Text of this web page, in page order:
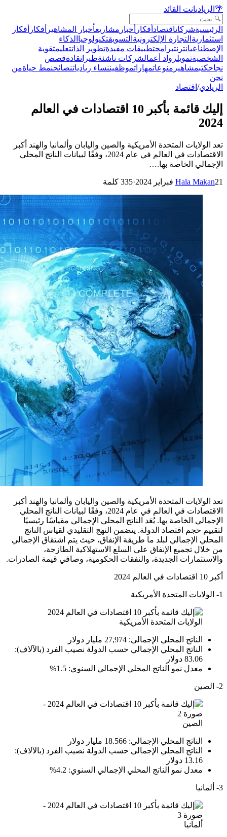
🌴 الرياديانت القائد
الرئيسيةشركاتاقتصاد أفكار أخبار مشاريعأخبار المشاهير أفكار أفكار
استثمارية التجارة الإلكترونية التسويقتكنولوجيا الذكاء
الإصطناعيانترنتبرامجتطبيقات مفيدةتطوير الذاتتعليمتقوية
الشخصيةتمويلرواد أعمالشركات ناشئةطيرانقادةقصص
نجاحكتبمشاهير منوعاتمهاراتموظفيننساء ريادياتنصائحنمط حياةمن
نحن
الريادي/ اقتصاد
إليك قائمة بأكبر 10 اقتصادات في العالم
2024
تعد الولايات المتحدة الأمريكية والصين واليابان وألمانيا والهند أكبر
الاقتصادات في العالم في عام 2024، وفقًا لبيانات الناتج المحلي
الإجمالي الخاصة بها.…
Hala Makan21 فبراير 2024 ·
335 كلمة
تعد الولايات المتحدة الأمريكية والصين واليابان وألمانيا والهند أكبر
الاقتصادات في العالم في عام 2024، وفقًا لبيانات الناتج المحلي
الإجمالي الخاصة بها. يُعَد الناتج المحلي الإجمالي مقياسًا رئيسيًا
لتقييم حجم اقتصاد الدولة. يتضمن النهج التقليدي لقياس الناتج
المحلي الإجمالي لبلد ما طريقة الإنفاق، حيث يتم اشتقاق الإجمالي
من خلال تجميع الإنفاق على السلع الاستهلاكية الطازجة،
والاستثمارات الجديدة، والنفقات الحكومية، وصافي قيمة الصادرات.
أكبر 10 اقتصادات في العالم 2024
1- الولايات المتحدة الأمريكية
الولايات المتحدة الأمريكية
الناتج المحلي الإجمالي: 27,974 مليار دولار
الناتج المحلي الإجمالي حسب الدولة نصيب الفرد (بالآلاف):
83.06 دولار
معدل نمو الناتج المحلي الإجمالي السنوي: 1.5%
2- الصين
الصين
الناتج المحلي الإجمالي: 18.566 مليار دولار
الناتج المحلي الإجمالي حسب الدولة نصيب الفرد (بالآلاف):
13.16 دولار
معدل نمو الناتج المحلي الإجمالي السنوي: 4.2%
3- ألمانيا
ألمانيا